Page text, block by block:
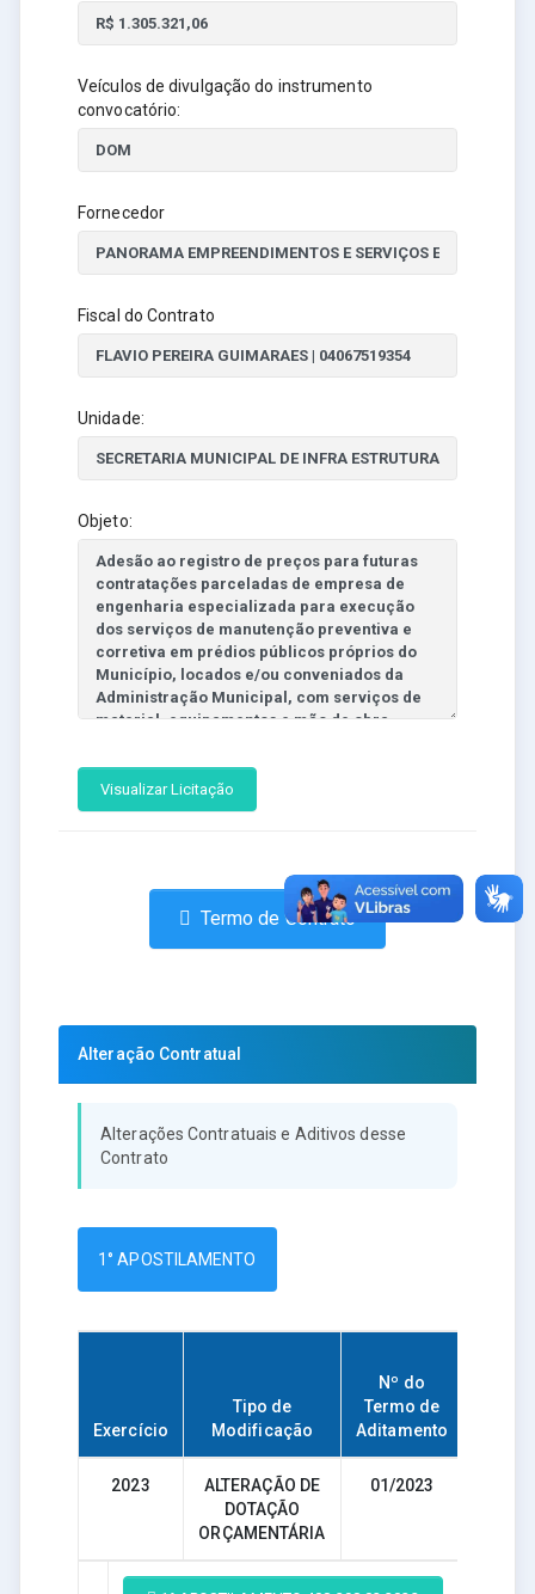
Veículos de divulgação do instrumento
convocatório:
Fornecedor
Fiscal do Contrato
Unidade:
Objeto:
Visualizar Licitação
Termo de Contrato
Alteração Contratual
Alterações Contratuais e Aditivos desse
Contrato
1° APOSTILAMENTO
Exercício
Tipo de
Modificação
Nº do
Termo de
Aditamento
2023
ALTERAÇÃO DE
DOTAÇÃO
ORÇAMENTÁRIA
01/2023